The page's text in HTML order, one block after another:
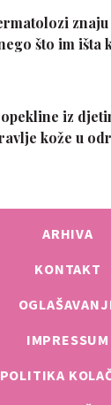
ARHIVA
KONTAKT
IMPRESSUM
POLITIKA